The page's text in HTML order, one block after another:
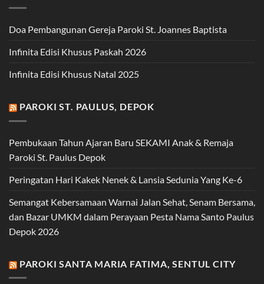
Doa Pembangunan Gereja Paroki St. Joannes Baptista
Infinita Edisi Khusus Paskah 2026
Infinita Edisi Khusus Natal 2025
PAROKI ST. PAULUS, DEPOK
Pembukaan Tahun Ajaran Baru SEKAMI Anak & Remaja
Paroki St. Paulus Depok
Peringatan Hari Kakek Nenek & Lansia Sedunia Yang Ke-6
Semangat Kebersamaan Warnai Jalan Sehat, Senam Bersama,
dan Bazar UMKM dalam Perayaan Pesta Nama Santo Paulus
Depok 2026
PAROKI SANTA MARIA FATIMA, SENTUL CITY